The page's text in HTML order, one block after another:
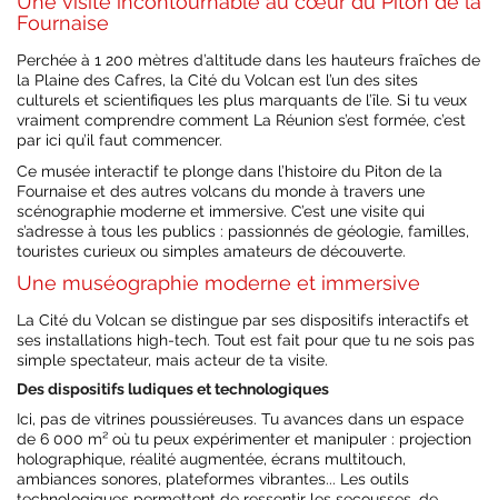
Fournaise
Perchée à 1 200 mètres d’altitude dans les hauteurs fraîches de
la Plaine des Cafres, la Cité du Volcan est l’un des sites
culturels et scientifiques les plus marquants de l’île. Si tu veux
vraiment comprendre comment La Réunion s’est formée, c’est
par ici qu’il faut commencer.
Ce musée interactif te plonge dans l’histoire du Piton de la
Fournaise et des autres volcans du monde à travers une
scénographie moderne et immersive. C’est une visite qui
s’adresse à tous les publics : passionnés de géologie, familles,
touristes curieux ou simples amateurs de découverte.
Une muséographie moderne et immersive
La Cité du Volcan se distingue par ses dispositifs interactifs et
ses installations high-tech. Tout est fait pour que tu ne sois pas
simple spectateur, mais acteur de ta visite.
Des dispositifs ludiques et technologiques
Ici, pas de vitrines poussiéreuses. Tu avances dans un espace
de 6 000 m² où tu peux expérimenter et manipuler : projection
holographique, réalité augmentée, écrans multitouch,
ambiances sonores, plateformes vibrantes... Les outils